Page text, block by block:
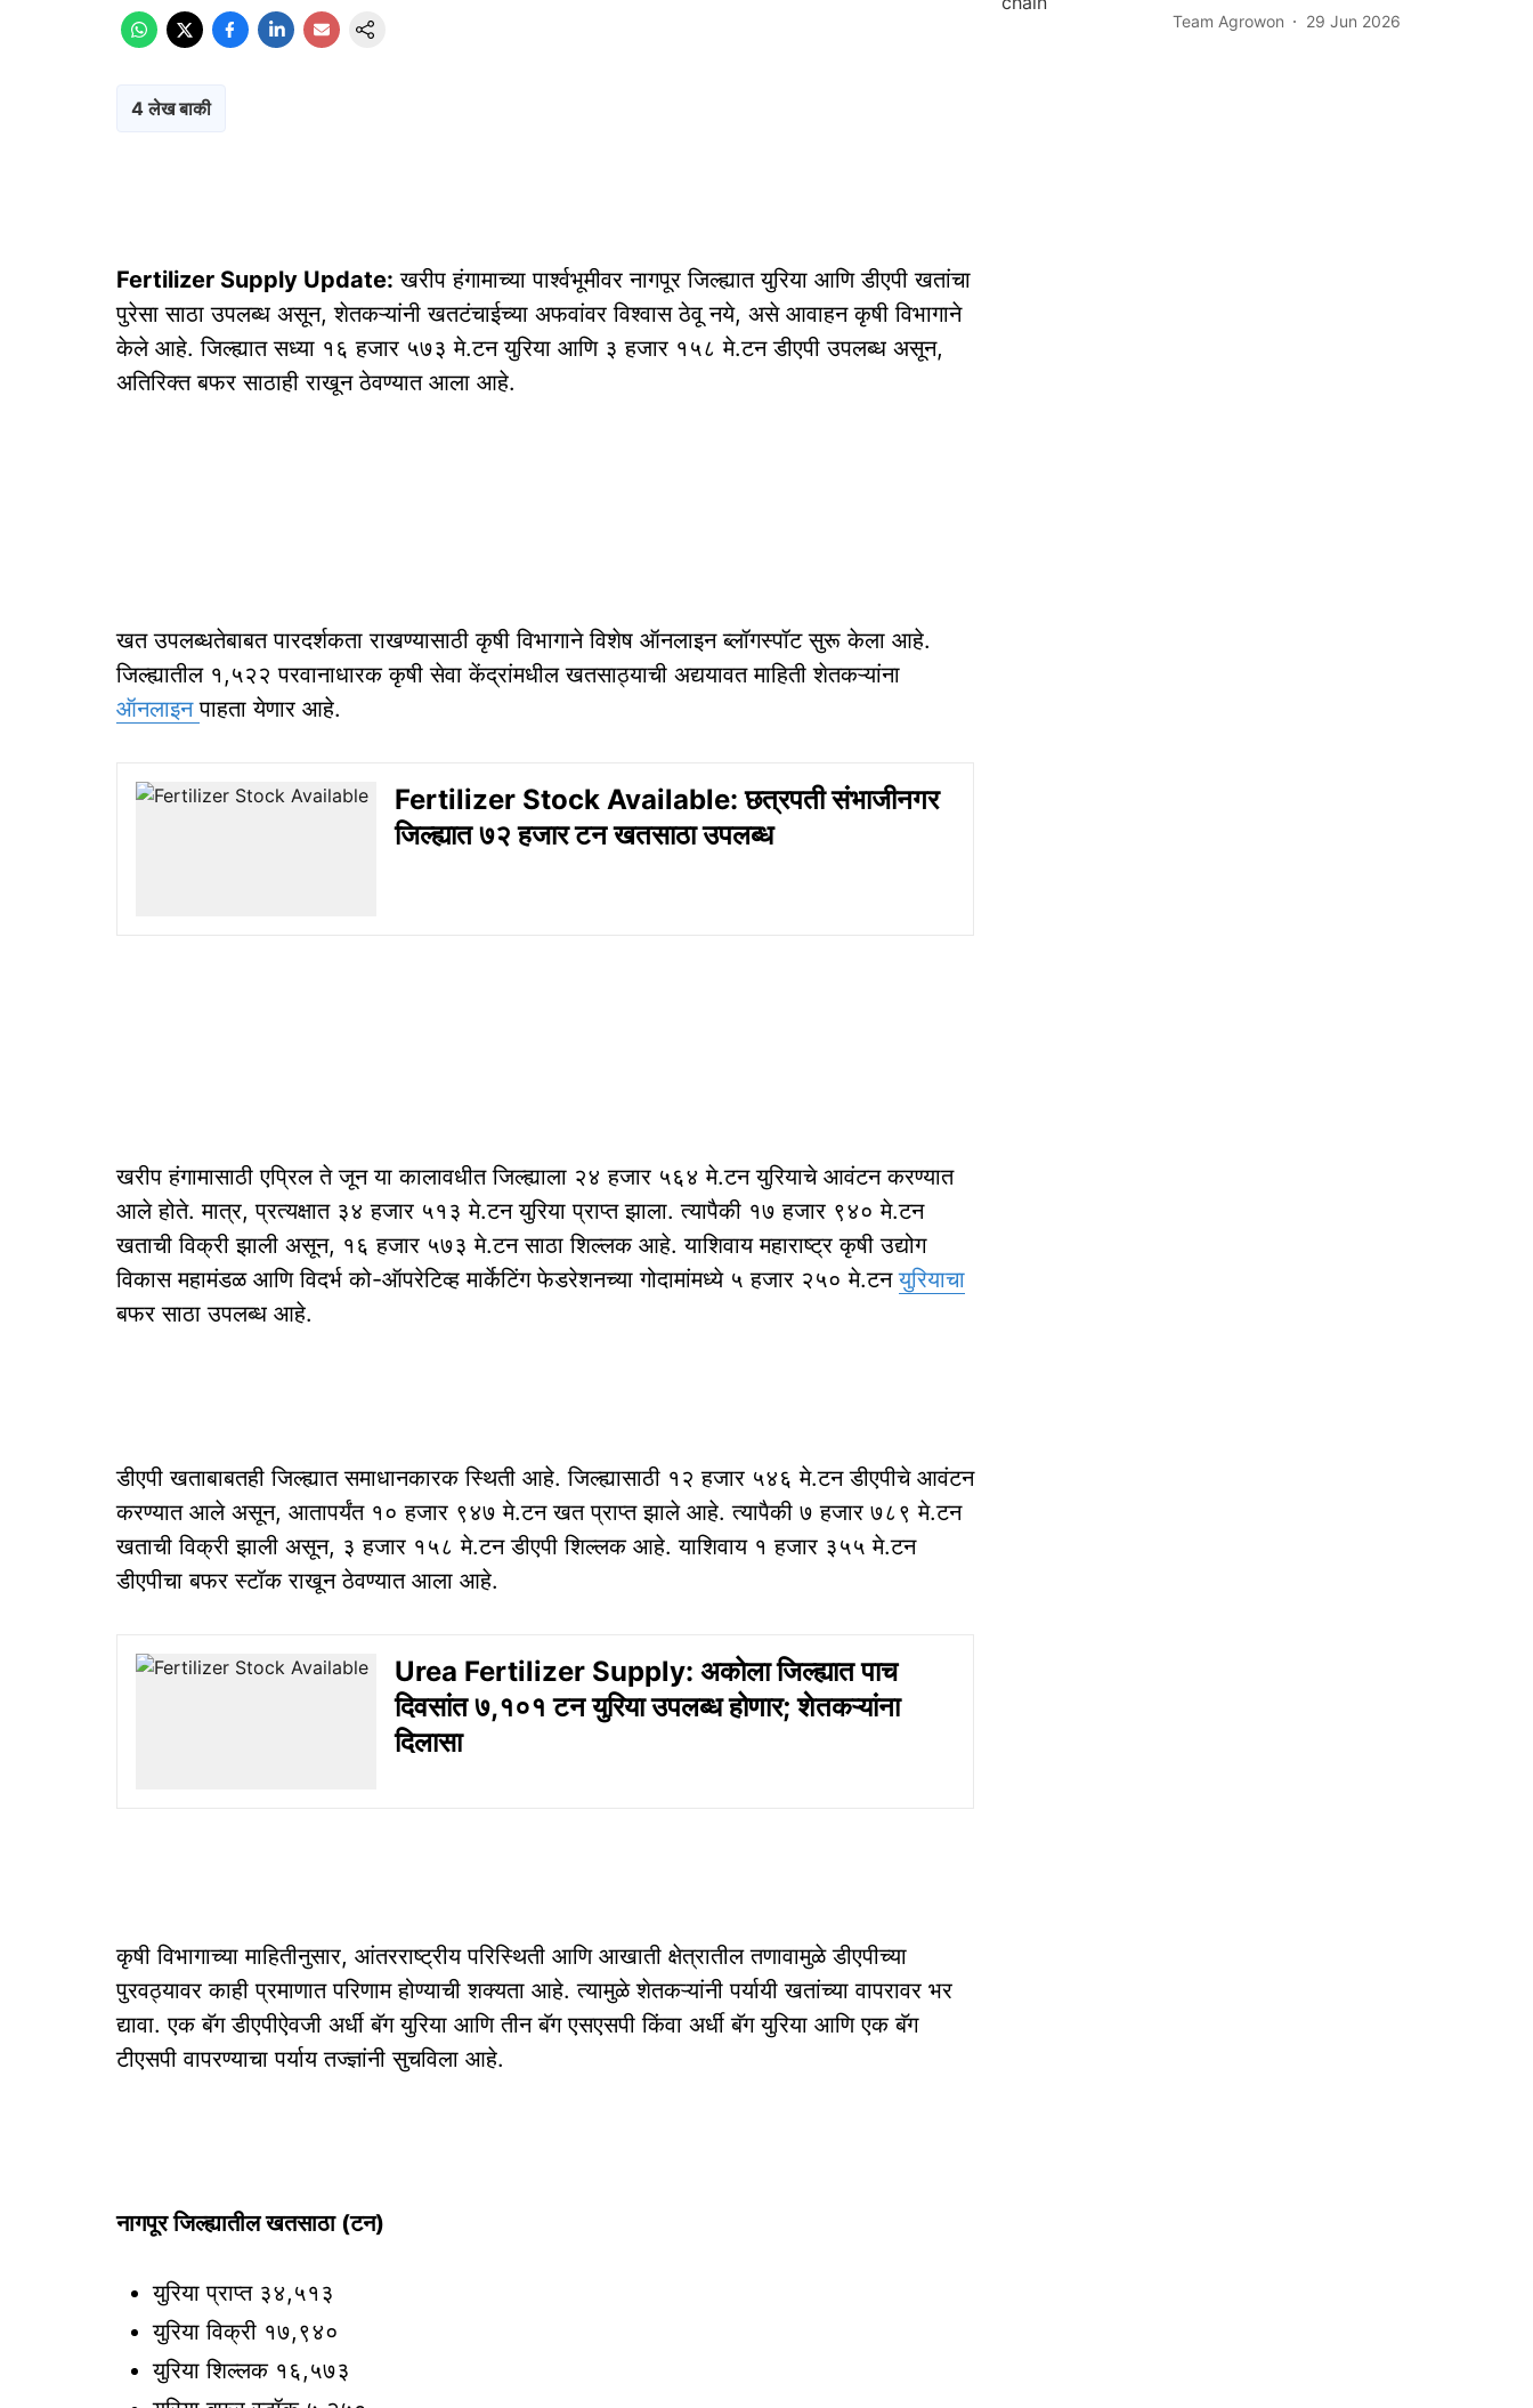
4 लेख बाकी
Fertilizer Supply Update: खरीप हंगामाच्या पार्श्वभूमीवर नागपूर जिल्ह्यात युरिया आणि डीएपी खतांचा
पुरेसा साठा उपलब्ध असून, शेतकऱ्यांनी खतटंचाईच्या अफवांवर विश्वास ठेवू नये, असे आवाहन कृषी विभागाने
केले आहे. जिल्ह्यात सध्या १६ हजार ५७३ मे.टन युरिया आणि ३ हजार १५८ मे.टन डीएपी उपलब्ध असून,
अतिरिक्त बफर साठाही राखून ठेवण्यात आला आहे.
खत उपलब्धतेबाबत पारदर्शकता राखण्यासाठी कृषी विभागाने विशेष ऑनलाइन ब्लॉगस्पॉट सुरू केला आहे.
जिल्ह्यातील १,५२२ परवानाधारक कृषी सेवा केंद्रांमधील खतसाठ्याची अद्ययावत माहिती शेतकऱ्यांना
ऑनलाइनपाहता येणार आहे.
Fertilizer Stock Available: छत्रपती संभाजीनगर
जिल्ह्यात ७२ हजार टन खतसाठा उपलब्ध
खरीप हंगामासाठी एप्रिल ते जून या कालावधीत जिल्ह्याला २४ हजार ५६४ मे.टन युरियाचे आवंटन करण्यात
आले होते. मात्र, प्रत्यक्षात ३४ हजार ५१३ मे.टन युरिया प्राप्त झाला. त्यापैकी १७ हजार ९४० मे.टन
खताची विक्री झाली असून, १६ हजार ५७३ मे.टन साठा शिल्लक आहे. याशिवाय महाराष्ट्र कृषी उद्योग
विकास महामंडळ आणि विदर्भ को-ऑपरेटिव्ह मार्केटिंग फेडरेशनच्या गोदामांमध्ये ५ हजार २५० मे.टनयुरियाचा
बफर साठा उपलब्ध आहे.
डीएपी खताबाबतही जिल्ह्यात समाधानकारक स्थिती आहे. जिल्ह्यासाठी १२ हजार ५४६ मे.टन डीएपीचे आवंटन
करण्यात आले असून, आतापर्यंत १० हजार ९४७ मे.टन खत प्राप्त झाले आहे. त्यापैकी ७ हजार ७८९ मे.टन
खताची विक्री झाली असून, ३ हजार १५८ मे.टन डीएपी शिल्लक आहे. याशिवाय १ हजार ३५५ मे.टन
डीएपीचा बफर स्टॉक राखून ठेवण्यात आला आहे.
Urea Fertilizer Supply: अकोला जिल्ह्यात पाच
दिवसांत ७,१०१ टन युरिया उपलब्ध होणार; शेतकऱ्यांना
दिलासा
कृषी विभागाच्या माहितीनुसार, आंतरराष्ट्रीय परिस्थिती आणि आखाती क्षेत्रातील तणावामुळे डीएपीच्या
पुरवठ्यावर काही प्रमाणात परिणाम होण्याची शक्यता आहे. त्यामुळे शेतकऱ्यांनी पर्यायी खतांच्या वापरावर भर
द्यावा. एक बॅग डीएपीऐवजी अर्धी बॅग युरिया आणि तीन बॅग एसएसपी किंवा अर्धी बॅग युरिया आणि एक बॅग
टीएसपी वापरण्याचा पर्याय तज्ज्ञांनी सुचविला आहे.
नागपूर जिल्ह्यातील खतसाठा (टन)
युरिया प्राप्त ३४,५१३
युरिया विक्री १७,९४०
युरिया शिल्लक १६,५७३
Team Agrowon 29 Jun 2026